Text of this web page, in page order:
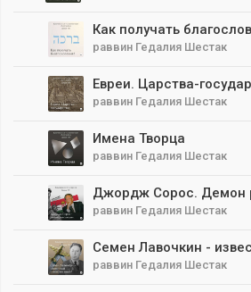
Как получать
раввин Гедалия Шестак
Евреи. Царства-
раввин Гедалия Шестак
Имена Творца
раввин Гедалия Шестак
раввин Гедалия Шестак
раввин Гедалия Шестак